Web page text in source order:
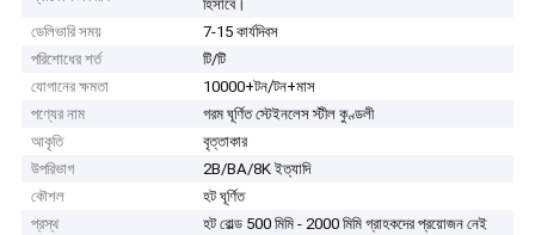
হিসাবে।
ডেলিভারি সময়
7-15 কার্যদিবস
পরিশোধের শর্ত
টি/টি
যোগানের ক্ষমতা
10000+টন/টন+মাস
পণ্যের নাম
গরম ঘূর্ণিত স্টেইনলেস স্টীল কুণ্ডলী
আকৃতি
বৃত্তাকার
উপরিভাগ
2B/BA/8K ইত্যাদি
কৌশল
হট ঘূর্ণিত
প্রস্থ
হট রোল্ড 500 মিমি - 2000 মিমি গ্রাহকদের প্রয়োজন নেই